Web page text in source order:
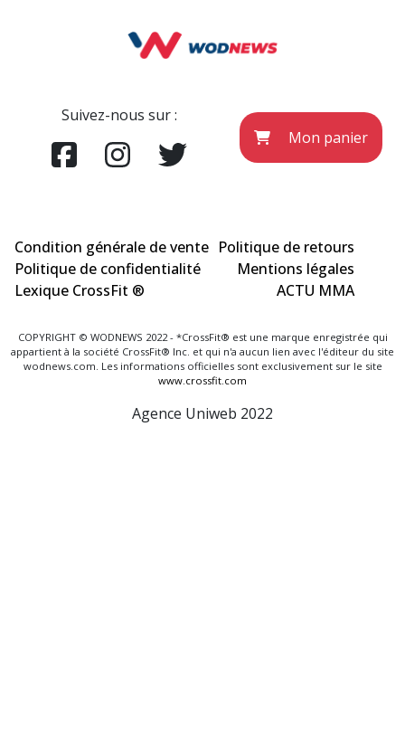
Suivez-nous sur :
Mon panier
Condition générale de vente Politique de retours
Politique de confidentialité
Mentions légales
Lexique CrossFit ®
ACTU MMA
COPYRIGHT © WODNEWS 2022 - *CrossFit® est une marque enregistrée qui
appartient à la société CrossFit® Inc. et qui n'a aucun lien avec l'éditeur du site
wodnews.com. Les informations officielles sont exclusivement sur le site
www.crossfit.com
Agence Uniweb 2022